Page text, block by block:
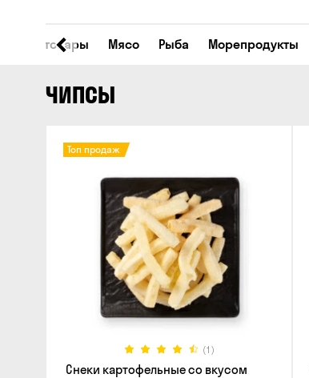
Все товары Мясо Рыба Морепродукты
ЧИПСЫ
(1)
Топ продаж
Снеки картофельные со вкусом